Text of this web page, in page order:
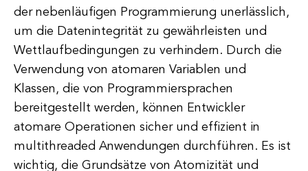
der nebenläufigen Programmierung unerlässlich,
um die Datenintegrität zu gewährleisten und
Wettlaufbedingungen zu verhindern. Durch die
Verwendung von atomaren Variablen und
Klassen, die von Programmiersprachen
bereitgestellt werden, können Entwickler
atomare Operationen sicher und effizient in
multithreaded Anwendungen durchführen. Es ist
wichtig, die Grundsätze von Atomizität und